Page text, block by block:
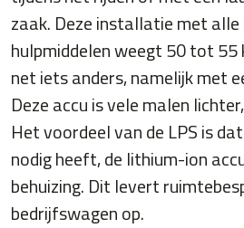
zaak. Deze installatie met alle
hulpmiddelen weegt 50 tot 55
net iets anders, namelijk met
Deze accu is vele malen
Het voordeel van de LPS is
nodig heeft, de lithium-ion
behuizing. Dit levert
bedrijfswagen op.